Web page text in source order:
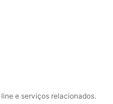
e serviços relacionados.